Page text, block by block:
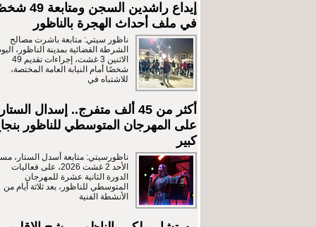
إيداع راشدين السجن
في ملف أحداث الهجرة بالناظور
ناظور سيتي: متابعة باشرت مصالح
الشرطة القضائية بمدينة الناظور،
الاثنين 3 غشت، إجراءات تقديم 49
شخصًا أمام النيابة العامة المختصة،
للاشتباه في
أكثر من 45 ألف متفرج.. إسدال الستار
على المهرجان المتوسطي للناظور
كبير
ناظورسيتي: متابعة أسدل الستار،
الأحد 2 غشت 2026، على فعاليات
الدورة الثانية عشرة للمهرجان
المتوسطي للناظور، بعد ثلاثة أيام من
الأنشطة الفنية